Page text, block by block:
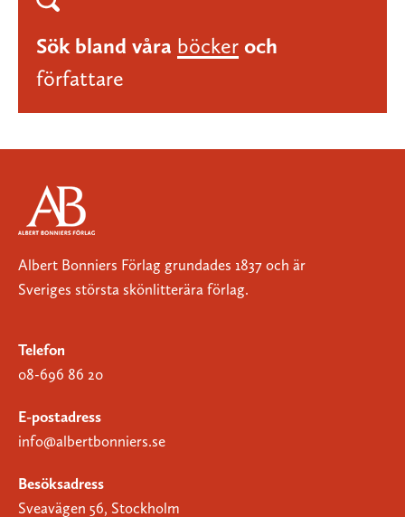
Sök bland våra böcker och
författare
Albert Bonniers Förlag grundades 1837 och är
Sveriges största skönlitterära förlag.
Telefon
08-696 86 20
E-postadress
info@albertbonniers.se
Besöksadress
Sveavägen 56, Stockholm